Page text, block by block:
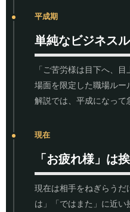
平成期
単純なビジネス
「ご苦労様は目下へ、
場面を限定した職場ル
解説では、平成になって
現在
「お疲れ様」は
現在は相手をねぎらうだ
は」「ではまた」に近